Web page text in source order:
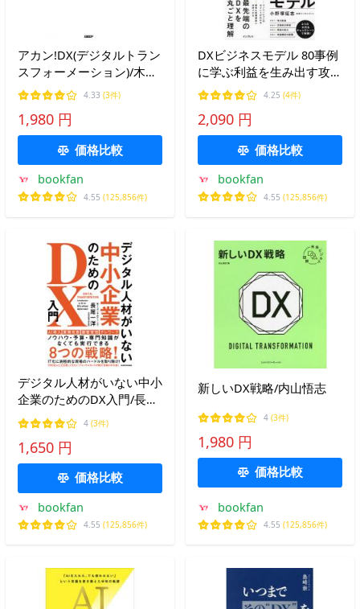
アカン!DX(デジタルトラン
スフォーメーション)/木村
岳史
4.33 (3件)
1,980 円
価格比較
bookfan
4.55 (125,856件)
DXビジネスモデル 80事例
に学ぶ利益を生み出す攻め
の戦略/小野塚征志
4.25 (4件)
2,090 円
価格比較
bookfan
4.55 (125,856件)
デジタル人材がいない中小
企業のためのDX入門/長尾
一洋
4 (3件)
1,650 円
価格比較
bookfan
4.55 (125,856件)
新しいDX戦略/内山悟志
4 (3件)
1,980 円
価格比較
bookfan
4.55 (125,856件)